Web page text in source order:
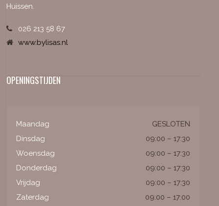
Huissen.
026 213 58 67
www.bylisas.nl
OPENINGSTIJDEN
Maandag
GESLOTEN
Dinsdag
09:00 – 17:30
Woensdag
09:00 – 17:30
Donderdag
09:00 – 17:30
Vrijdag
09:00 – 17:30
Zaterdag
09:00 – 17:00